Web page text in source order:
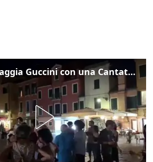
Venezia omaggia Guccini con una Cantata Anarchica in campo Santa Margherita